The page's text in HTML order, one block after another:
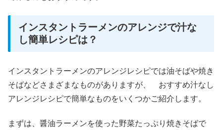
インスタントラーメンのアレンジで汁な
し簡単レシピは？
インスタントラーメンのアレンジレシピでは油そばや焼き
そばなどさまざまなものがありますが、 おすすめ汁なし
アレンジレシピで簡単なものをいくつかご紹介します。
まずは、醤油ラーメンを使った野菜たっぷり焼きそばで